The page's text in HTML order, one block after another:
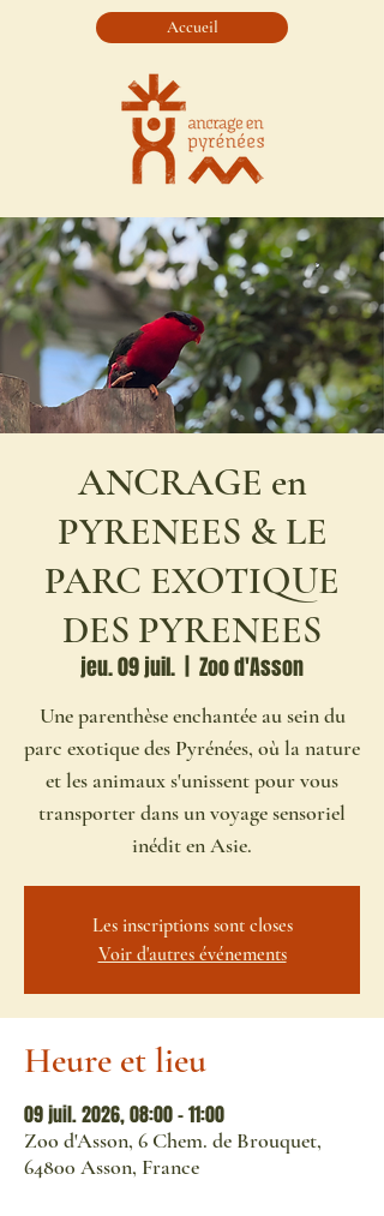
Accueil
ANCRAGE en
PYRENEES & LE
PARC EXOTIQUE
DES PYRENEES
jeu. 09 juil. Zoo d'Asson
Une parenthèse enchantée au sein du
parc exotique des Pyrénées, où la nature
et les animaux s'unissent pour vous
transporter dans un voyage sensoriel
inédit en Asie.
Les inscriptions sont closes
Voir d'autres événements
Heure et lieu
09 juil. 2026, 08:00 – 11:00
Zoo d'Asson, 6 Chem. de Brouquet,
64800 Asson, France